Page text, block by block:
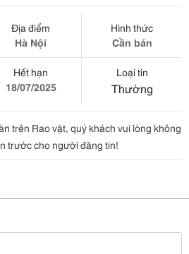
Địa điểm
Hà Nội
Hình thức
Cần bán
Hết hạn
18/07/2025
Loại tin
Thường
trên Rao vặt, quý khách vui lòng không
trước cho người đăng tin!